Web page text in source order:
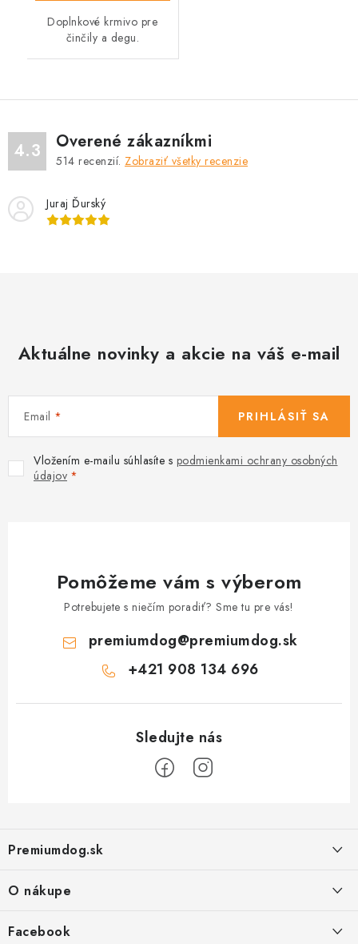
Doplnkové krmivo pre
činčily a degu.
4.3 Overené zákazníkmi
514 recenzií. Zobraziť všetky recenzie
Juraj Ďurský
Aktuálne novinky a akcie na váš e-mail
Email
Vložením e-mailu súhlasíte s podmienkami ochrany osobných
údajov
PRIHLÁSIŤ SA
Pomôžeme vám s výberom
Potrebujete s niečím poradiť? Sme tu pre vás!
premiumdog@premiumdog.sk
+421 908 134 696
p
ä
Premiumdog.sk
O nákupe
Doprava a platba
Facebook